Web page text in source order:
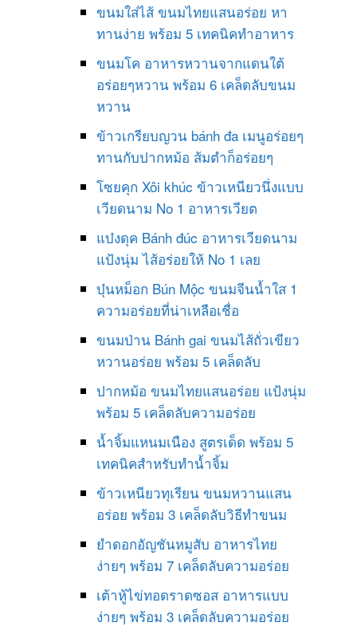
ขนมใส่ไส้ ขนมไทยแสนอร่อย หา
ทานง่าย พร้อม 5 เทคนิคทำอาหาร
ขนมโค อาหารหวานจากแดนใต้
อร่อยๆหวาน พร้อม 6 เคล็ดลับขนม
หวาน
ข้าวเกรียบญวน bánh đa เมนูอร่อยๆ
ทานกับปากหม้อ ส้มตำก็อร่อยๆ
โซยคุก Xôi khúc ข้าวเหนียวนึ่งแบบ
เวียดนาม No 1 อาหารเวียต
แบ๋งดุค Bánh đúc อาหารเวียดนาม
แป้งนุ่ม ไส้อร่อยให้ No 1 เลย
บุ๋นหม็อก Bún Mộc ขนมจีนน้ำใส 1
ความอร่อยที่น่าเหลือเชื่อ
ขนมป่าน Bánh gai ขนมไส้ถั่วเขียว
หวานอร่อย พร้อม 5 เคล็ดลับ
ปากหม้อ ขนมไทยแสนอร่อย แป้งนุ่ม
พร้อม 5 เคล็ดลับความอร่อย
น้ำจิ้มแหนมเนือง สูตรเด็ด พร้อม 5
เทคนิคสำหรับทำน้ำจิ้ม
ข้าวเหนียวทุเรียน ขนมหวานแสน
อร่อย พร้อม 3 เคล็ดลับวิธีทำขนม
ยำดอกอัญชันหมูสับ อาหารไทย
ง่ายๆ พร้อม 7 เคล็ดลับความอร่อย
เต้าหู้ไข่ทอดราดซอส อาหารแบบ
ง่ายๆ พร้อม 3 เคล็ดลับความอร่อย